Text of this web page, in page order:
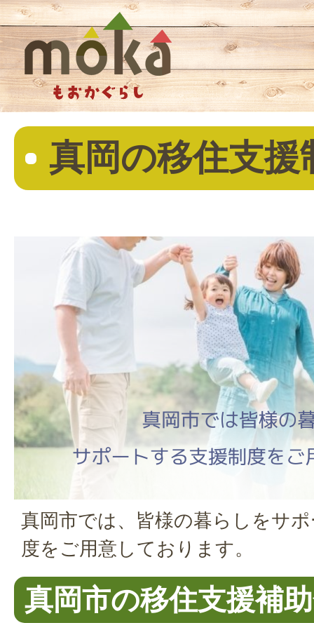
真岡の移住支援
真岡市では、皆様の暮らしをサ
度をご用意しております。
真岡市の移住支援補